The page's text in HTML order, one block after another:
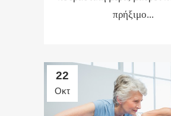
πρήξιμο...
22
Οκτ